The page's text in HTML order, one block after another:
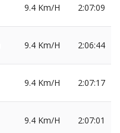
9.4 Km/H 2:07:09
9.4 Km/H 2:06:44
9.4 Km/H 2:07:17
9.4 Km/H 2:07:01